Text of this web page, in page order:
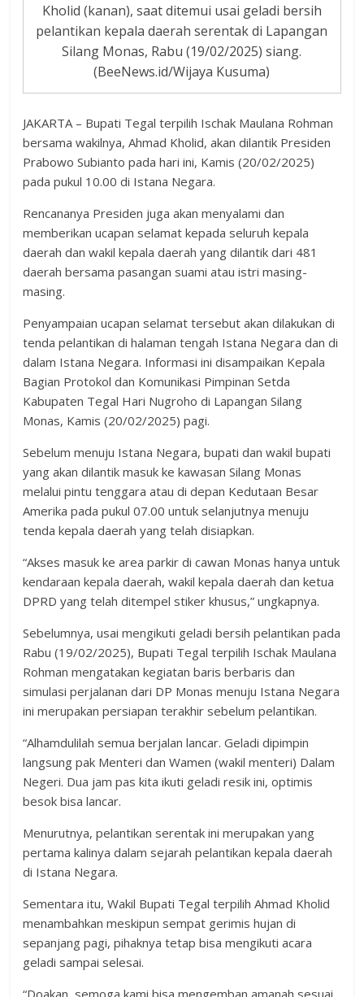
Kholid (kanan), saat ditemui usai geladi bersih
pelantikan kepala daerah serentak di Lapangan
Silang Monas, Rabu (19/02/2025) siang.
(BeeNews.id/Wijaya Kusuma)
JAKARTA – Bupati Tegal terpilih Ischak Maulana Rohman
bersama wakilnya, Ahmad Kholid, akan dilantik Presiden
Prabowo Subianto pada hari ini, Kamis (20/02/2025)
pada pukul 10.00 di Istana Negara.
Rencananya Presiden juga akan menyalami dan
memberikan ucapan selamat kepada seluruh kepala
daerah dan wakil kepala daerah yang dilantik dari 481
daerah bersama pasangan suami atau istri masing-
masing.
Penyampaian ucapan selamat tersebut akan dilakukan di
tenda pelantikan di halaman tengah Istana Negara dan di
dalam Istana Negara. Informasi ini disampaikan Kepala
Bagian Protokol dan Komunikasi Pimpinan Setda
Kabupaten Tegal Hari Nugroho di Lapangan Silang
Monas, Kamis (20/02/2025) pagi.
Sebelum menuju Istana Negara, bupati dan wakil bupati
yang akan dilantik masuk ke kawasan Silang Monas
melalui pintu tenggara atau di depan Kedutaan Besar
Amerika pada pukul 07.00 untuk selanjutnya menuju
tenda kepala daerah yang telah disiapkan.
“Akses masuk ke area parkir di cawan Monas hanya untuk
kendaraan kepala daerah, wakil kepala daerah dan ketua
DPRD yang telah ditempel stiker khusus,” ungkapnya.
Sebelumnya, usai mengikuti geladi bersih pelantikan pada
Rabu (19/02/2025), Bupati Tegal terpilih Ischak Maulana
Rohman mengatakan kegiatan baris berbaris dan
simulasi perjalanan dari DP Monas menuju Istana Negara
ini merupakan persiapan terakhir sebelum pelantikan.
“Alhamdulilah semua berjalan lancar. Geladi dipimpin
langsung pak Menteri dan Wamen (wakil menteri) Dalam
Negeri. Dua jam pas kita ikuti geladi resik ini, optimis
besok bisa lancar.
Menurutnya, pelantikan serentak ini merupakan yang
pertama kalinya dalam sejarah pelantikan kepala daerah
di Istana Negara.
Sementara itu, Wakil Bupati Tegal terpilih Ahmad Kholid
menambahkan meskipun sempat gerimis hujan di
sepanjang pagi, pihaknya tetap bisa mengikuti acara
geladi sampai selesai.
“Doakan, semoga kami bisa mengemban amanah sesuai